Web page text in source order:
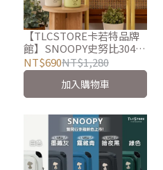
【TLCSTORE卡若特品牌
館】SNOOPY史努比304不
鏽鋼保溫瓶800ml
NT$690NT$1,280
加入購物車